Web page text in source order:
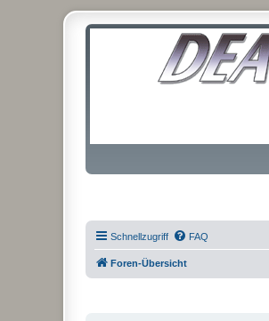
Schnellzugriff FAQ
Foren-Übersicht